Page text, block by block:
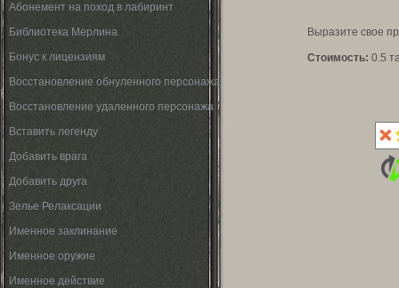
Абонемент на поход в лабиринт
Библиотека Мерлина
Бонус к лицензиям
Восстановление обнуленного персонажа
Восстановление удаленного персонажа
Вставить легенду
Добавить врага
Добавить друга
Зелье Релаксации
Именное заклинание
Именное оружие
Именное действие
Выразите свое
Cтоимость: 0.5